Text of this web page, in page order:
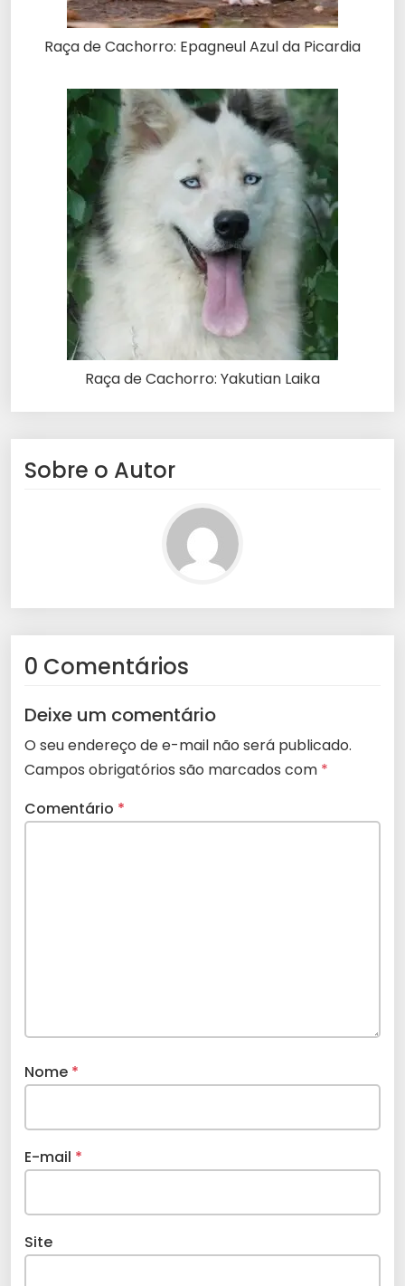
Raça de Cachorro: Epagneul Azul da Picardia
Raça de Cachorro: Yakutian Laika
Sobre o Autor
0 Comentários
Deixe um comentário
O seu endereço de e-mail não será publicado.
Campos obrigatórios são marcados com *
Comentário *
Nome *
E-mail *
Site